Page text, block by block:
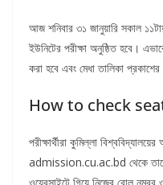
আজ শনিবার ৩১ জানুয়ারি সকাল
ইউনিটের পরীক্ষা অনুষ্ঠিত হবে।
করা হবে এবং মেধা তালিকা
How to check seat
পরীক্ষার্থীরা কুমিল্লা
admission.cu.ac.bd থেকে